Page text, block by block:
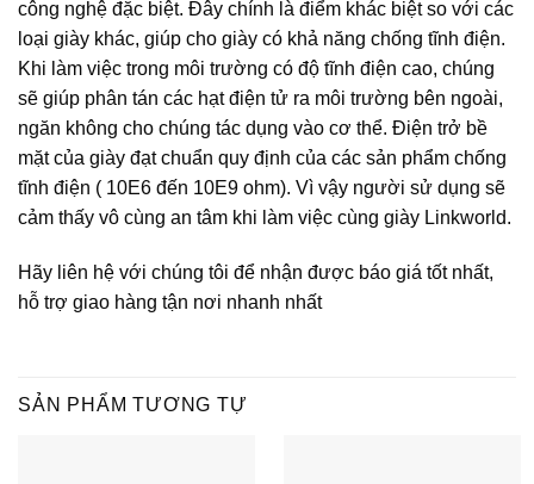
công nghệ đặc biệt. Đây chính là điểm khác biệt so với các
loại giày khác, giúp cho giày có khả năng chống tĩnh điện.
Khi làm việc trong môi trường có độ tĩnh điện cao, chúng
sẽ giúp phân tán các hạt điện tử ra môi trường bên ngoài,
ngăn không cho chúng tác dụng vào cơ thể. Điện trở bề
mặt của giày đạt chuẩn quy định của các sản phẩm chống
tĩnh điện ( 10E6 đến 10E9 ohm). Vì vậy người sử dụng sẽ
cảm thấy vô cùng an tâm khi làm việc cùng giày Linkworld.
Hãy liên hệ với chúng tôi để nhận được báo giá tốt nhất,
hỗ trợ giao hàng tận nơi nhanh nhất
SẢN PHẨM TƯƠNG TỰ